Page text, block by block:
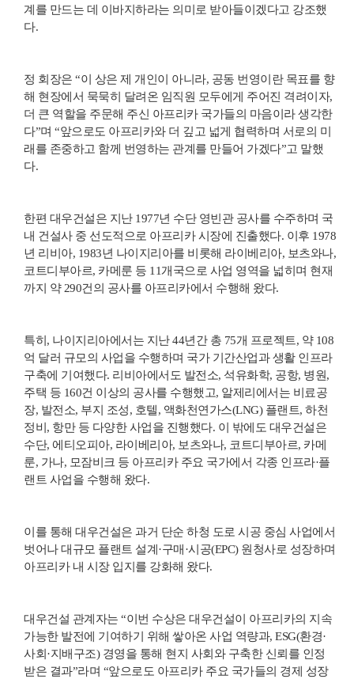
계를 만드는 데 이바지하라는 의미로 받아들이겠다고 강조했
다.
정 회장은 “이 상은 제 개인이 아니라, 공동 번영이란 목표를 향
해 현장에서 묵묵히 달려온 임직원 모두에게 주어진 격려이자,
더 큰 역할을 주문해 주신 아프리카 국가들의 마음이라 생각한
다”며 “앞으로도 아프리카와 더 깊고 넓게 협력하며 서로의 미
래를 존중하고 함께 번영하는 관계를 만들어 가겠다”고 말했
다.
한편 대우건설은 지난 1977년 수단 영빈관 공사를 수주하며 국
내 건설사 중 선도적으로 아프리카 시장에 진출했다. 이후 1978
년 리비아, 1983년 나이지리아를 비롯해 라이베리아, 보츠와나,
코트디부아르, 카메룬 등 11개국으로 사업 영역을 넓히며 현재
까지 약 290건의 공사를 아프리카에서 수행해 왔다.
특히, 나이지리아에서는 지난 44년간 총 75개 프로젝트, 약 108
억 달러 규모의 사업을 수행하며 국가 기간산업과 생활 인프라
구축에 기여했다. 리비아에서도 발전소, 석유화학, 공항, 병원,
주택 등 160건 이상의 공사를 수행했고, 알제리에서는 비료공
장, 발전소, 부지 조성, 호텔, 액화천연가스(LNG) 플랜트, 하천
정비, 항만 등 다양한 사업을 진행했다. 이 밖에도 대우건설은
수단, 에티오피아, 라이베리아, 보츠와나, 코트디부아르, 카메
룬, 가나, 모잠비크 등 아프리카 주요 국가에서 각종 인프라·플
랜트 사업을 수행해 왔다.
이를 통해 대우건설은 과거 단순 하청 도로 시공 중심 사업에서
벗어나 대규모 플랜트 설계·구매·시공(EPC) 원청사로 성장하며
아프리카 내 시장 입지를 강화해 왔다.
대우건설 관계자는 “이번 수상은 대우건설이 아프리카의 지속
가능한 발전에 기여하기 위해 쌓아온 사업 역량과, ESG(환경·
사회·지배구조) 경영을 통해 현지 사회와 구축한 신뢰를 인정
받은 결과”라며 “앞으로도 아프리카 주요 국가들의 경제 성장